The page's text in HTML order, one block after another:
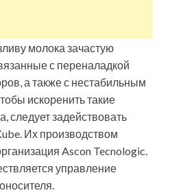
молока зачастую
с переналадкой
а также с нестабильным
искоренить такие
следует задействовать
Их производством
Ascon Tecnologic.
управление